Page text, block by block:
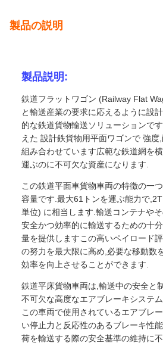
製品の説明
製品説明:
鉄道フラットワゴン (Railway Flat
と輸送産業の要求に応えるように設
的な鉄道貨物輸送ソリューションで
えた 設計鉄貨物用平面ワゴンで 強度
組み合わせています広範な鉄道網を
運ぶのに不可欠な資産になります.
この鉄道平面車貨物車両の特徴の一
容量です.最大61トンを運ぶ能力で
単位) に相当します.輸送コンテナや
安全かつ効率的に輸送するための十
量を提供しますこの高いペイロード
の努力を最大限に高め,必要な移動数
効率を向上させることができます.
鉄道平床貨物車両は,輸送中の安全と
不可欠な高度なエアブレーキシステ
この車両で使用されているエアブレ
い停止力と反応性のあるブレーキ性
荷を輸送する際の安全基準の維持に